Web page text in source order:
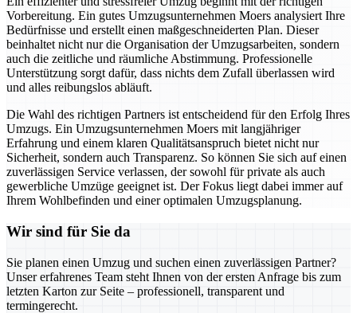
Vorbereitung. Ein gutes Umzugsunternehmen Moers analysiert Ihre
Bedürfnisse und erstellt einen maßgeschneiderten Plan. Dieser
beinhaltet nicht nur die Organisation der Umzugsarbeiten, sondern
auch die zeitliche und räumliche Abstimmung. Professionelle
Unterstützung sorgt dafür, dass nichts dem Zufall überlassen wird
und alles reibungslos abläuft.
Die Wahl des richtigen Partners ist entscheidend für den Erfolg Ihres
Umzugs. Ein Umzugsunternehmen Moers mit langjähriger
Erfahrung und einem klaren Qualitätsanspruch bietet nicht nur
Sicherheit, sondern auch Transparenz. So können Sie sich auf einen
zuverlässigen Service verlassen, der sowohl für private als auch
gewerbliche Umzüge geeignet ist. Der Fokus liegt dabei immer auf
Ihrem Wohlbefinden und einer optimalen Umzugsplanung.
Wir sind für Sie da
Sie planen einen Umzug und suchen einen zuverlässigen Partner?
Unser erfahrenes Team steht Ihnen von der ersten Anfrage bis zum
letzten Karton zur Seite – professionell, transparent und
termingerecht.